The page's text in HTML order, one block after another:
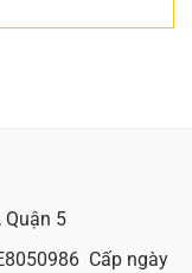
5
Cấp ngày